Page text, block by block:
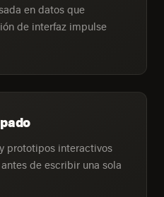
en datos que
de interfaz impulse
prototipos interactivos
de escribir una sola